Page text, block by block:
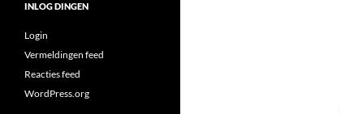
INLOG DINGEN
Login
Vermeldingen feed
Reacties feed
WordPress.org